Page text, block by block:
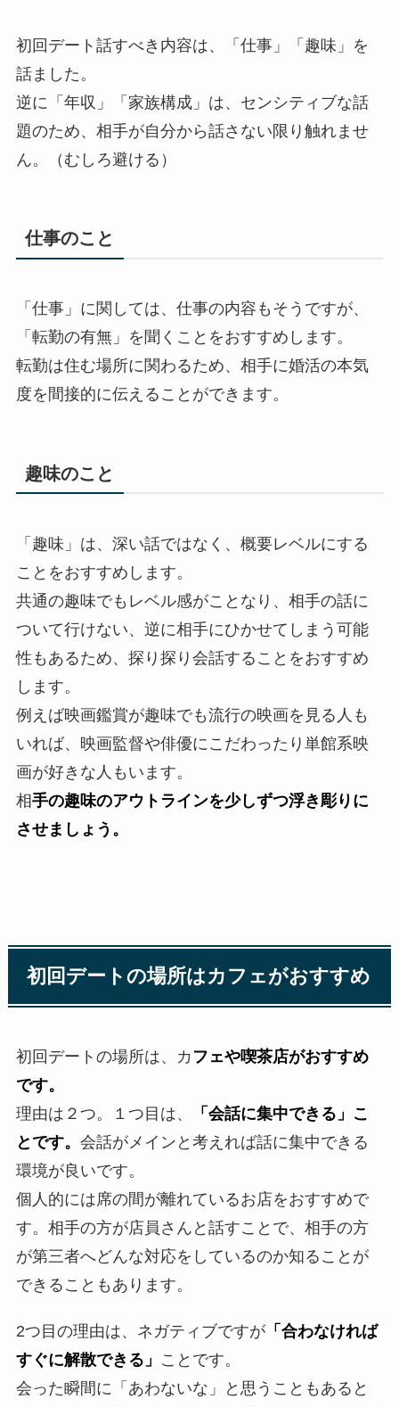
初回デート話すべき内容は、「仕事」「趣味」を
話ました。
逆に「年収」「家族構成」は、センシティブな話
題のため、相手が自分から話さない限り触れませ
ん。（むしろ避ける）
仕事のこと
「仕事」に関しては、仕事の内容もそうですが、
「転勤の有無」を聞くことをおすすめします。
転勤は住む場所に関わるため、相手に婚活の本気
度を間接的に伝えることができます。
趣味のこと
「趣味」は、深い話ではなく、概要レベルにする
ことをおすすめします。
共通の趣味でもレベル感がことなり、相手の話に
ついて行けない、逆に相手にひかせてしまう可能
性もあるため、探り探り会話することをおすすめ
します。
例えば映画鑑賞が趣味でも流行の映画を見る人も
いれば、映画監督や俳優にこだわったり単館系映
画が好きな人もいます。
相手の趣味のアウトラインを少しずつ浮き彫りに
させましょう。
初回デートの場所はカフェがおすすめ
初回デートの場所は、カ フェや喫茶店がおすすめ
です。
理由は２つ。１つ目は、
「会話に集中できる」こ
とです。 会話がメインと考えれば話に集中できる
環境が良いです。
個人的には席の間が離れているお店をおすすめで
す。相手の方が店員さんと話すことで、相手の方
が第三者へどんな対応をしているのか知ることが
できることもあります。
2つ目の理由は、ネガティブですが「合わなければ
すぐに解散できる」 ことです。
会った瞬間に「あわないな」と思うこともあると